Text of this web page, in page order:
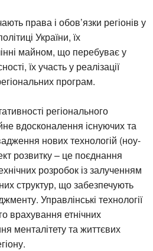
права і обов’язки регіонів у
України, їх
майном, що перебуває у
їх участь у реалізації
програм.
регіонального
вдосконалення існуючих та
нових технологій (ноу-
розвитку – це поєднання
розробок із залученням
структур, що забезпечують
Управлінські технології
врахування етнічних
менталітету та життєвих